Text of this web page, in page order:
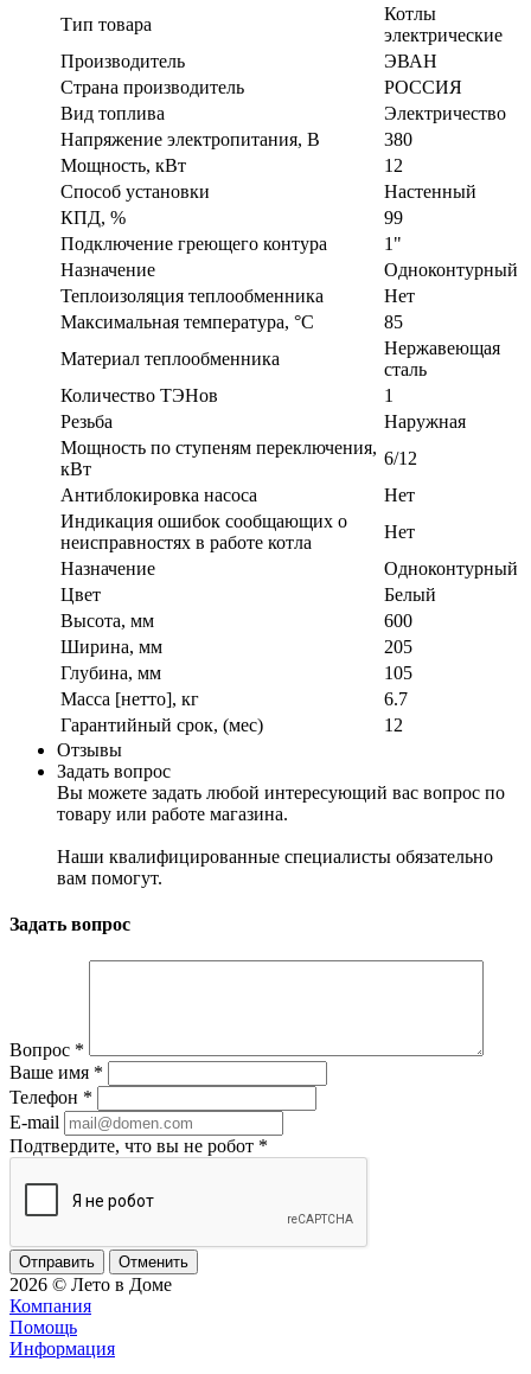
Тип товара
Котлы
электрические
Производитель
ЭВАН
Страна производитель
РОССИЯ
Вид топлива
Электричество
Напряжение электропитания, В
380
Мощность, кВт
12
Способ установки
Настенный
КПД, %
99
Подключение греющего контура
1"
Назначение
Одноконтурный
Теплоизоляция теплообменника
Нет
Максимальная температура, °C
85
Материал теплообменника
Нержавеющая
сталь
Количество ТЭНов
1
Резьба
Наружная
Мощность по ступеням переключения,
кВт
6/12
Антиблокировка насоса
Нет
Индикация ошибок сообщающих о
неисправностях в работе котла
Нет
Назначение
Одноконтурный
Цвет
Белый
Высота, мм
600
Ширина, мм
205
Глубина, мм
105
Масса [нетто], кг
6.7
Гарантийный срок, (мес)
12
Отзывы
Задать вопрос
Вы можете задать любой интересующий вас вопрос по
товару или работе магазина.
Наши квалифицированные специалисты обязательно
вам помогут.
Задать вопрос
Вопрос *
Ваше имя *
Телефон *
E-mail
Подтвердите, что вы не робот *
Отменить
2026 © Лето в Доме
Компания
Помощь
Информация